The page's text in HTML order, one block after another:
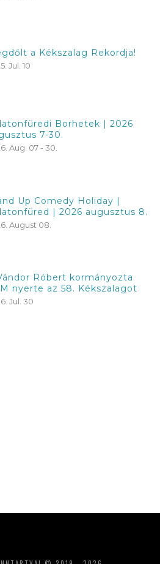
a Kékszalag Rekordja!
Jul. 10
Borhetek | 2026
7-30.
Aug. 07 - 30.
Up Comedy Holiday |
| 2026 augusztus 8.
August 08.
Róbert kormányozta
nyerte az 58. Kékszalagot
Jul. 30